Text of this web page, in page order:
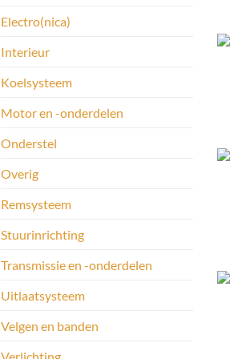
Electro(nica)
Interieur
Koelsysteem
Motor en -onderdelen
Onderstel
Overig
Remsysteem
Stuurinrichting
Transmissie en -onderdelen
Uitlaatsysteem
Velgen en banden